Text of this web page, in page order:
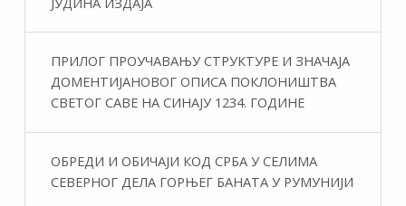
ПРИЛОГ ПРОУЧАВАЊУ СТРУКТУРЕ И ЗНАЧАЈА
ДОМЕНТИЈАНОВОГ ОПИСА ПОКЛОНИШТВА
СВЕТОГ САВЕ НА СИНАЈУ 1234. ГОДИНЕ
ОБРЕДИ И ОБИЧАЈИ КОД СРБА У СЕЛИМА
СЕВЕРНОГ ДЕЛА ГОРЊЕГ БАНАТА У РУМУНИЈИ